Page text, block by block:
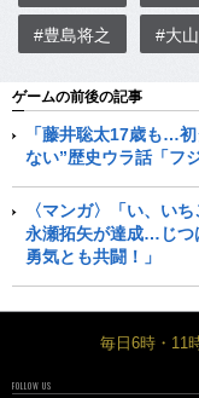
#豊島将之 #大
ゲームの前後の記事
「藤井聡太17歳も…
ない”歴史ウラ話「フ
〈マンガ〉「い、い
永瀬拓矢が達成…じつ
勇気とも共闘！」
毎日6時・11
FOLLOW US